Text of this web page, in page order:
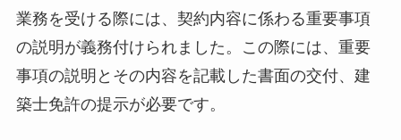
業務を受ける際には、契約内容に係わる重要事項
の説明が義務付けられました。この際には、重要
事項の説明とその内容を記載した書面の交付、建
築士免許の提示が必要です。